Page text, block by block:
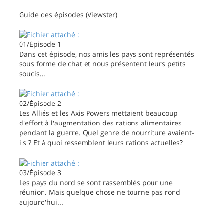
Guide des épisodes (Viewster)
01/Épisode 1
Dans cet épisode, nos amis les pays sont représentés
sous forme de chat et nous présentent leurs petits
soucis...
02/Épisode 2
Les Alliés et les Axis Powers mettaient beaucoup
d'effort à l'augmentation des rations alimentaires
pendant la guerre. Quel genre de nourriture avaient-
ils ? Et à quoi ressemblent leurs rations actuelles?
03/Épisode 3
Les pays du nord se sont rassemblés pour une
réunion. Mais quelque chose ne tourne pas rond
aujourd'hui...